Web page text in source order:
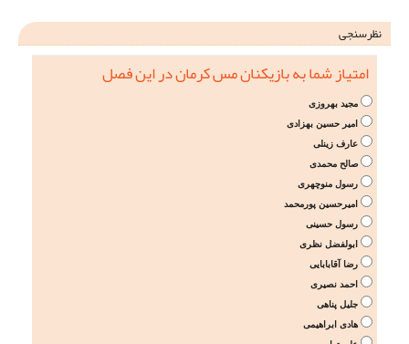
نظرسنجی
امتیاز شما به بازیکنان مس کرمان در این فصل
مجید بهروزی
امیر حسین بهزادی
عارف زینلی
صالح محمدی
رسول منوچهری
امیرحسین پورمحمد
رسول حسینی
ابولفضل نظری
رضا آقابابایی
احمد نصیری
جلیل پناهی
هادی ابراهیمی